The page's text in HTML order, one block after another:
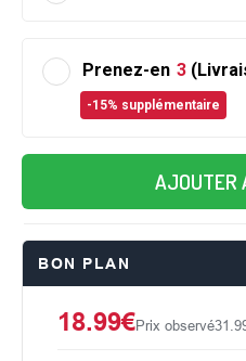
Prenez-en 3
-15% supplémentaire
AJOUTER
BON PLAN
18.99€Prix observé